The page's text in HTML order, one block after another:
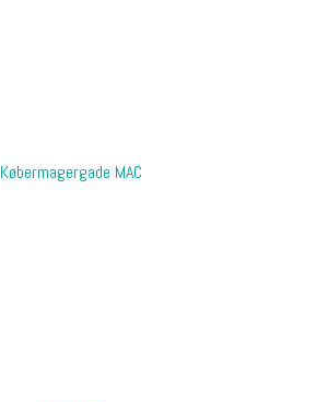
​Købermagergade MAC